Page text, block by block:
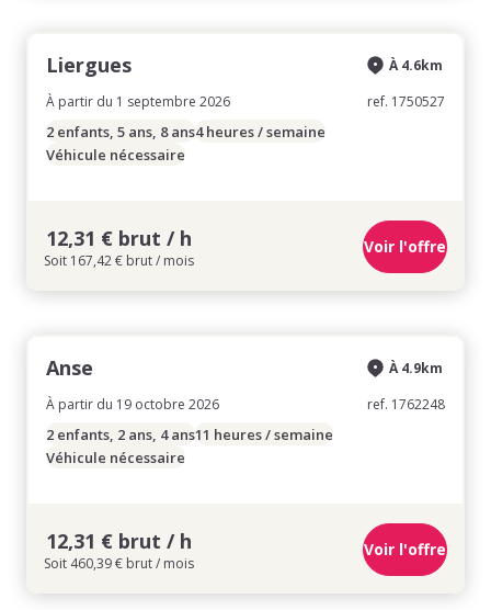
Liergues
À partir du 1 septembre 2026
À 4.6km
ref. 1750527
2 enfants, 5 ans, 8 ans4 heures / semaine
Véhicule nécessaire
12,31 € brut / h
Soit 167,42 € brut / mois
Voir l'offre
Anse
À partir du 19 octobre 2026
À 4.9km
ref. 1762248
2 enfants, 2 ans, 4 ans11 heures / semaine
Véhicule nécessaire
12,31 € brut / h
Soit 460,39 € brut / mois
Voir l'offre